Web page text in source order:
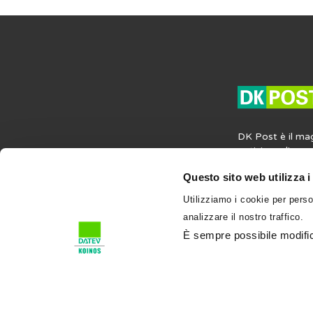
Questo sito web utilizza i
Utilizziamo i cookie per
analizzare il nostro traffico.
È sempre possibile
DK Post è il
notizie, agli
societaria e del
professione e
l’attività
condividi su DK